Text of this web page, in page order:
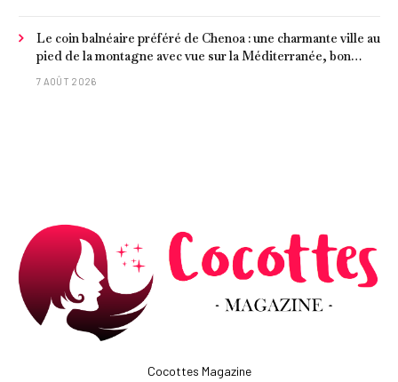
Le coin balnéaire préféré de Chenoa : une charmante ville au
pied de la montagne avec vue sur la Méditerranée, bon
poisson et criques isolées
7 AOÛT 2026
Cocottes Magazine